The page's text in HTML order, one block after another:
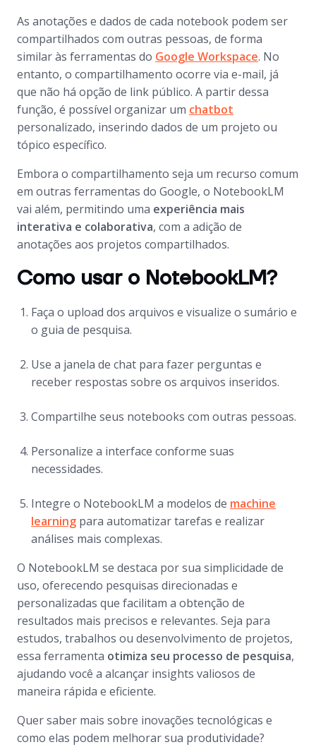
As anotações e dados de cada notebook podem ser
compartilhados com outras pessoas, de forma
similar às ferramentas do Google Workspace. No
entanto, o compartilhamento ocorre via e-mail, já
que não há opção de link público. A partir dessa
função, é possível organizar um chatbot
personalizado, inserindo dados de um projeto ou
tópico específico.
Embora o compartilhamento seja um recurso comum
em outras ferramentas do Google, o NotebookLM
vai além, permitindo uma experiência mais
interativa e colaborativa, com a adição de
anotações aos projetos compartilhados.
Como usar o NotebookLM?
Faça o upload dos arquivos e visualize o sumário e
o guia de pesquisa.
Use a janela de chat para fazer perguntas e
receber respostas sobre os arquivos inseridos.
Compartilhe seus notebooks com outras pessoas.
Personalize a interface conforme suas
necessidades.
Integre o NotebookLM a modelos de machine
learning para automatizar tarefas e realizar
análises mais complexas.
O NotebookLM se destaca por sua simplicidade de
uso, oferecendo pesquisas direcionadas e
personalizadas que facilitam a obtenção de
resultados mais precisos e relevantes. Seja para
estudos, trabalhos ou desenvolvimento de projetos,
essa ferramenta otimiza seu processo de pesquisa,
ajudando você a alcançar insights valiosos de
maneira rápida e eficiente.
Quer saber mais sobre inovações tecnológicas e
como elas podem melhorar sua produtividade?